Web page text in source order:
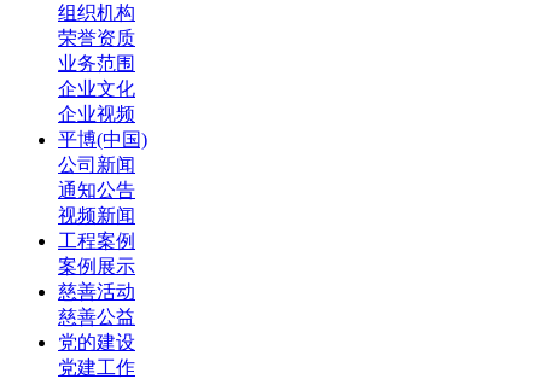
组织机构
荣誉资质
业务范围
企业文化
企业视频
平博(中国)
公司新闻
通知公告
视频新闻
工程案例
案例展示
慈善活动
慈善公益
党的建设
党建工作